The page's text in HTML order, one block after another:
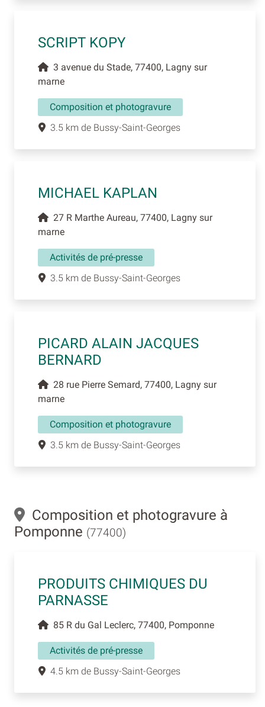
SCRIPT KOPY
3 avenue du Stade, 77400, Lagny sur
marne
Composition et photogravure
3.5 km de Bussy-Saint-Georges
MICHAEL KAPLAN
27 R Marthe Aureau, 77400, Lagny sur
marne
Activités de pré-presse
3.5 km de Bussy-Saint-Georges
PICARD ALAIN JACQUES
BERNARD
28 rue Pierre Semard, 77400, Lagny sur
marne
Composition et photogravure
3.5 km de Bussy-Saint-Georges
Composition et photogravure à
Pomponne (77400)
PRODUITS CHIMIQUES DU
PARNASSE
85 R du Gal Leclerc, 77400, Pomponne
Activités de pré-presse
4.5 km de Bussy-Saint-Georges